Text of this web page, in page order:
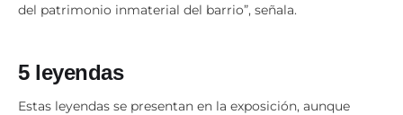
del patrimonio inmaterial del barrio”, señala.
5 leyendas
Estas leyendas se presentan en la exposición, aunque